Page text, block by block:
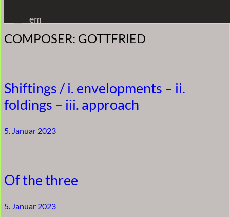
Inhalt
springen
em
COMPOSER: GOTTFRIED
Shiftings / i. envelopments – ii.
foldings – iii. approach
5. Januar 2023
Of the three
5. Januar 2023